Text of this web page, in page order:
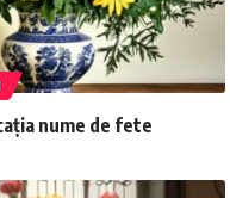
nume de fete